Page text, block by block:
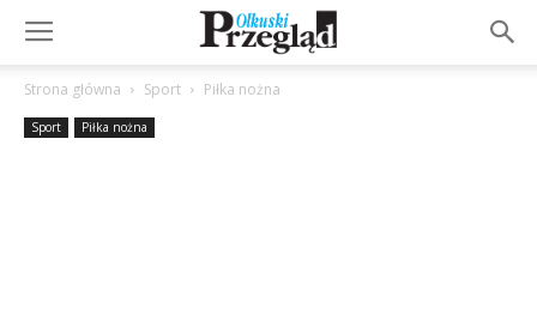
Strona główna Sport Piłka nożna
Sport Piłka nożna